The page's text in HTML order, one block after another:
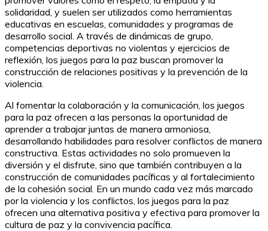
solidaridad, y suelen ser utilizados como herramientas
educativas en escuelas, comunidades y programas de
desarrollo social. A través de dinámicas de grupo,
competencias deportivas no violentas y ejercicios de
reflexión, los juegos para la paz buscan promover la
construcción de relaciones positivas y la prevención de la
violencia.
Al fomentar la colaboración y la comunicación, los juegos
para la paz ofrecen a las personas la oportunidad de
aprender a trabajar juntas de manera armoniosa,
desarrollando habilidades para resolver conflictos de manera
constructiva. Estas actividades no solo promueven la
diversión y el disfrute, sino que también contribuyen a la
construcción de comunidades pacíficas y al fortalecimiento
de la cohesión social. En un mundo cada vez más marcado
por la violencia y los conflictos, los juegos para la paz
ofrecen una alternativa positiva y efectiva para promover la
cultura de paz y la convivencia pacífica.